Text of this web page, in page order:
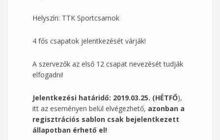
Helyszín: TTK Sportcsarnok
4 fős csapatok jelentkezését várják!
A szervezők az első 12 csapat nevezését tudják
elfogadni!
Jelentkezési határidő: 2019.03.25. (HÉTFŐ),
itt az eseményen belül elvégezhető, azonban a
regisztrációs sablon csak bejelentkezett
állapotban érhető el!